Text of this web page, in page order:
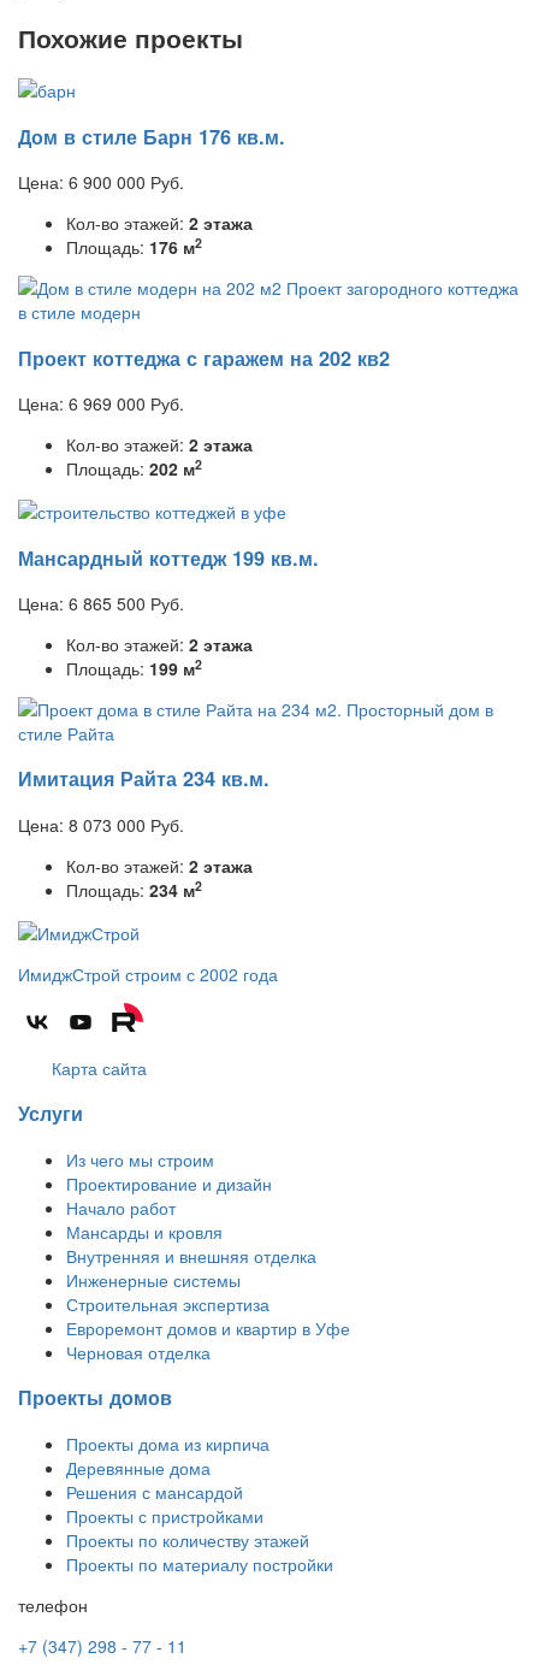
Похожие проекты
Дом в стиле Барн 176 кв.м.
Цена: 6 900 000 Руб.
Кол-во этажей: 2 этажа
Площадь: 176 м2
Проект коттеджа с гаражем на 202 кв2
Цена: 6 969 000 Руб.
Кол-во этажей: 2 этажа
Площадь: 202 м2
Мансардный коттедж 199 кв.м.
Цена: 6 865 500 Руб.
Кол-во этажей: 2 этажа
Площадь: 199 м2
Имитация Райта 234 кв.м.
Цена: 8 073 000 Руб.
Кол-во этажей: 2 этажа
Площадь: 234 м2
ИмиджСтрой строим с 2002 года
Карта сайта
Услуги
Из чего мы строим
Проектирование и дизайн
Начало работ
Мансарды и кровля
Внутренняя и внешняя отделка
Инженерные системы
Строительная экспертиза
Евроремонт домов и квартир в Уфе
Черновая отделка
Проекты домов
Проекты дома из кирпича
Деревянные дома
Решения с мансардой
Проекты с пристройками
Проекты по количеству этажей
Проекты по материалу постройки
телефон
+7 (347) 298 - 77 - 11